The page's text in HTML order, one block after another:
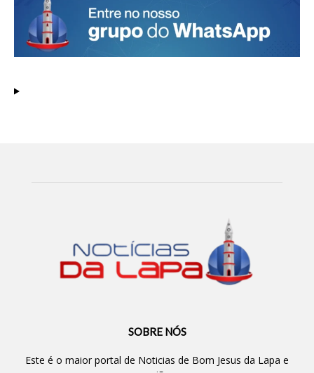
SOBRE NÓS
Este é o maior portal de Noticias de Bom Jesus da Lapa e